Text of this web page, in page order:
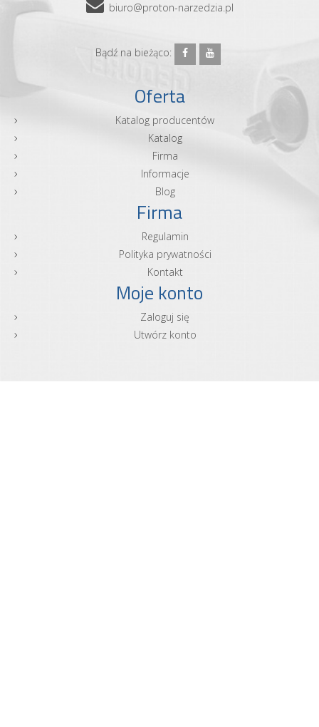
biuro@proton-narzedzia.pl
Bądź na bieżąco:
Oferta
Katalog producentów
Katalog
Firma
Informacje
Blog
Firma
Regulamin
Polityka prywatności
Kontakt
Moje konto
Zaloguj się
Utwórz konto